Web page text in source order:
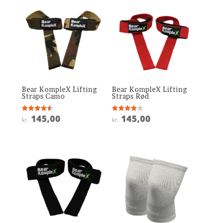
Bear KompleX Lifting
Straps Camo
Vurderet
4.6
kr. 145,00
Bear KompleX Lifting
Straps Rød
Vurderet
4
kr. 145,00